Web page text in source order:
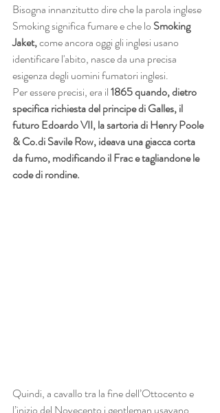
Bisogna innanzitutto dire che la parola inglese
Smoking significa fumare e che lo Smoking
Jaket, come ancora oggi gli inglesi usano
identificare l'abito, nasce da una precisa
esigenza degli uomini fumatori inglesi.
Per essere precisi, era il 1865 quando, dietro
specifica richiesta del principe di Galles, il
futuro Edoardo VII, la sartoria di Henry Poole
& Co.di Savile Row, ideava una giacca corta
da fumo, modificando il Frac e tagliandone le
code di rondine.
Quindi, a cavallo tra la fine dell’Ottocento e